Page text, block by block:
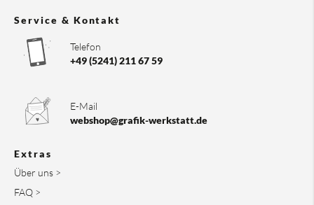
Service & Kontakt
Telefon
+49 (5241) 211 67 59
E-Mail
webshop@grafik-werkstatt.de
Extras
Über uns >
FAQ >